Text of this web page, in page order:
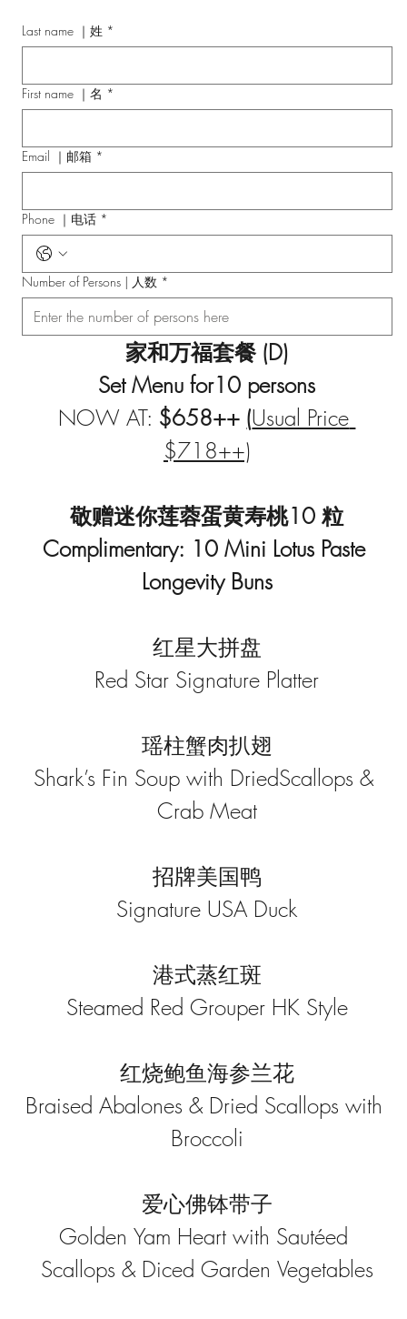
Last name ｜姓 *
First name ｜名 *
Email ｜邮箱 *
Phone ｜电话 *
Number of Persons | 人数 *
家和万福套餐 (D)
Set Menu for10 persons
NOW AT: $658++ (Usual Price
$718++)
敬赠迷你莲蓉蛋黄寿桃10 粒
Complimentary: 10 Mini Lotus Paste
Longevity Buns
红星大拼盘
Red Star Signature Platter
瑶柱蟹肉扒翅
Shark’s Fin Soup with DriedScallops &
Crab Meat
招牌美国鸭
Signature USA Duck
港式蒸红斑
Steamed Red Grouper HK Style
红烧鲍鱼海参兰花
Braised Abalones & Dried Scallops with
Broccoli
爱心佛钵带子
Golden Yam Heart with Sautéed
Scallops & Diced Garden Vegetables